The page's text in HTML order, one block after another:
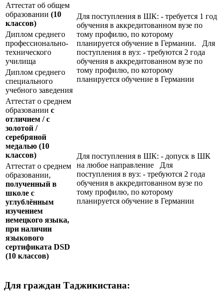
Аттестат об общем
образовании (10
классов)
Для поступления в ШК: - требуется 1 год
обучения в аккредитованном вузе по
тому профилю, по которому
планируется обучение в Германии. Для
поступления в вуз: - требуются 2 года
обучения в аккредитованном вузе по
тому профилю, по которому
планируется обучение в Германии
Диплом среднего
профессионально-
технического
училища
Диплом среднего
специального
учебного заведения
Аттестат о среднем
образовании с
отличием / с
золотой /
серебряной
медалью (10
классов)
Для поступления в ШК: - допуск в ШК
на любое направление Для
поступления в вуз: - требуются 2 года
обучения в аккредитованном вузе по
тому профилю, по которому
планируется обучение в Германии
Аттестат о среднем
образовании,
полученный в
школе с
углублённым
изучением
немецкого языка,
при наличии
языкового
сертификата DSD
(10 классов)
Для граждан Таджикистана: